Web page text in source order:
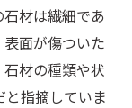
材は繊細であ
面が傷ついた
材の種類や状
指摘していま